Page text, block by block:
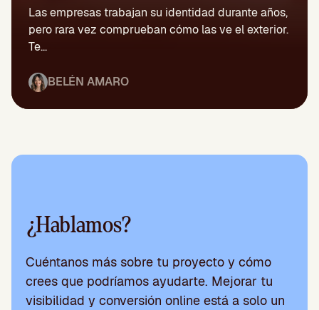
Las empresas trabajan su identidad durante años,
pero rara vez comprueban cómo las ve el exterior.
Te...
BELÉN AMARO
¿Hablamos?
Cuéntanos más sobre tu proyecto y cómo
crees que podríamos ayudarte. Mejorar tu
visibilidad y conversión online está a solo un